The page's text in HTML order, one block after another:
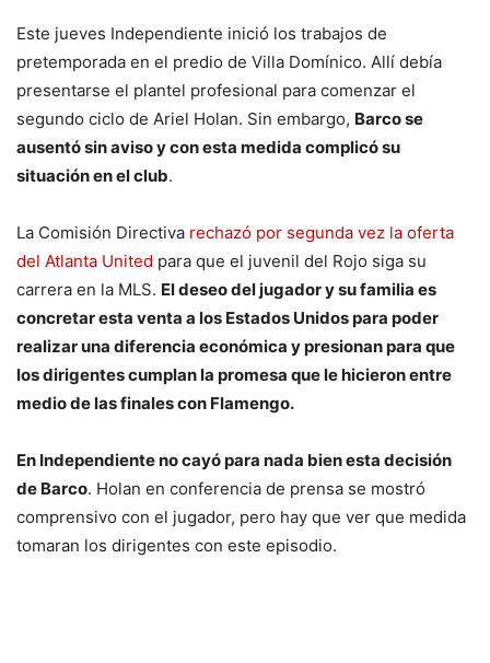
Este jueves Independiente inició los trabajos de
pretemporada en el predio de Villa Domínico. Allí debía
presentarse el plantel profesional para comenzar el
segundo ciclo de Ariel Holan. Sin embargo, Barco se
ausentó sin aviso y con esta medida complicó su
situación en el club.
La Comisión Directiva rechazó por segunda vez la oferta
del Atlanta United para que el juvenil del Rojo siga su
carrera en la MLS. El deseo del jugador y su familia es
concretar esta venta a los Estados Unidos para poder
realizar una diferencia económica y presionan para que
los dirigentes cumplan la promesa que le hicieron entre
medio de las finales con Flamengo.
En Independiente no cayó para nada bien esta decisión
de Barco. Holan en conferencia de prensa se mostró
comprensivo con el jugador, pero hay que ver que medida
tomaran los dirigentes con este episodio.